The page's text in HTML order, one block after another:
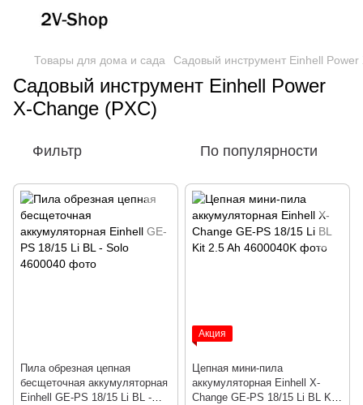
Товары для дома и сада Садовый инструмент Einhell Power
Садовый инструмент Einhell Power
X-Change (PXC)
Фильтр По популярности
Пила обрезная цепная
бесщеточная аккумуляторная
Einhell GE-PS 18/15 Li BL -
Акция
Цепная мини-пила
аккумуляторная Einhell X-
Change GE-PS 18/15 Li BL Kit